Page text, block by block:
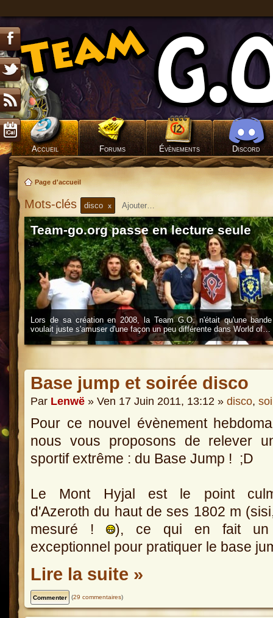
Accueil Forums Évènements Discord
Page d'accueil
Mots-clés disco x
Lors de sa création en 2008, la Team G.O. n'était qu'une
voulait juste s'amuser d'une façon un peu différente dans World of…
Team-go.org passe en lecture seule
Base jump et soirée disco
Par Lenwë » Ven 17 Juin 2011, 13:12 » disco,
Pour ce nouvel évènement
nous vous proposons de relever
sportif extrême : du Base Jump ! ;D
Le Mont Hyjal est le point
d'Azeroth du haut de ses 1802 m
mesuré ! ), ce qui en fait un
exceptionnel pour pratiquer le base
Lire la suite »
(29 commentaires)